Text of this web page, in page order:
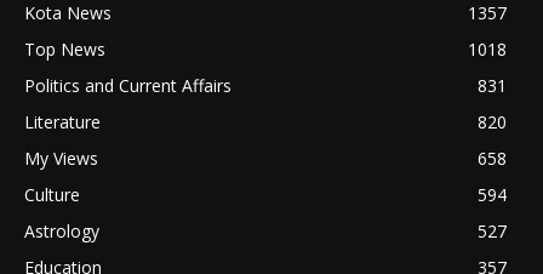
Kota News
1357
Top News
1018
Politics and Current Affairs
831
Literature
820
My Views
658
Culture
594
Astrology
527
Education
357